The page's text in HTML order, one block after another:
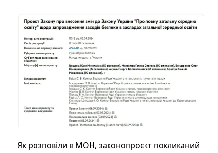
Як розповіли в МОН, законопроєкт покликаний